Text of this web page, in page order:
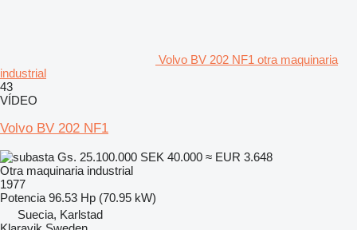
Volvo BV 202 NF1 otra maquinaria
industrial
43
VÍDEO
Volvo BV 202 NF1
Gs. 25.100.000 SEK 40.000 ≈ EUR 3.648
Otra maquinaria industrial
1977
Potencia 96.53 Hp (70.95 kW)
Suecia, Karlstad